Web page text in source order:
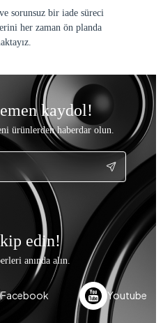
sorunsuz bir iade süreci
her zaman ön planda
kaydol!
ürünlerden haberdar olun.
edin!
anında alın.
Facebook Youtube